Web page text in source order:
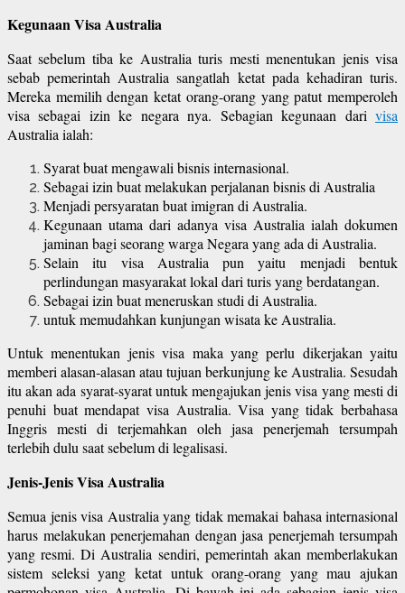
Kegunaan Visa Australia
Saat sebelum tiba ke Australia turis mesti menentukan jenis visa
sebab pemerintah Australia sangatlah ketat pada kehadiran turis.
Mereka memilih dengan ketat orang-orang yang patut memperoleh
visa sebagai izin ke negara nya. Sebagian kegunaan dari visa
Australia ialah:
Syarat buat mengawali bisnis internasional.
Sebagai izin buat melakukan perjalanan bisnis di Australia
Menjadi persyaratan buat imigran di Australia.
Kegunaan utama dari adanya visa Australia ialah dokumen
jaminan bagi seorang warga Negara yang ada di Australia.
Selain itu visa Australia pun yaitu menjadi bentuk
perlindungan masyarakat lokal dari turis yang berdatangan.
Sebagai izin buat meneruskan studi di Australia.
untuk memudahkan kunjungan wisata ke Australia.
Untuk menentukan jenis visa maka yang perlu dikerjakan yaitu
memberi alasan-alasan atau tujuan berkunjung ke Australia. Sesudah
itu akan ada syarat-syarat untuk mengajukan jenis visa yang mesti di
penuhi buat mendapat visa Australia. Visa yang tidak berbahasa
Inggris mesti di terjemahkan oleh jasa penerjemah tersumpah
terlebih dulu saat sebelum di legalisasi.
Jenis-Jenis Visa Australia
Semua jenis visa Australia yang tidak memakai bahasa internasional
harus melakukan penerjemahan dengan jasa penerjemah tersumpah
yang resmi. Di Australia sendiri, pemerintah akan memberlakukan
sistem seleksi yang ketat untuk orang-orang yang mau ajukan